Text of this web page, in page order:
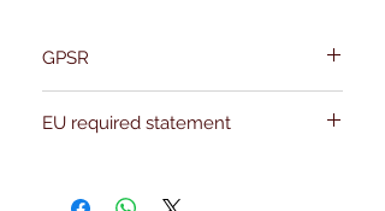
GPSR
Address: Kievitdreef 31
EU required statement